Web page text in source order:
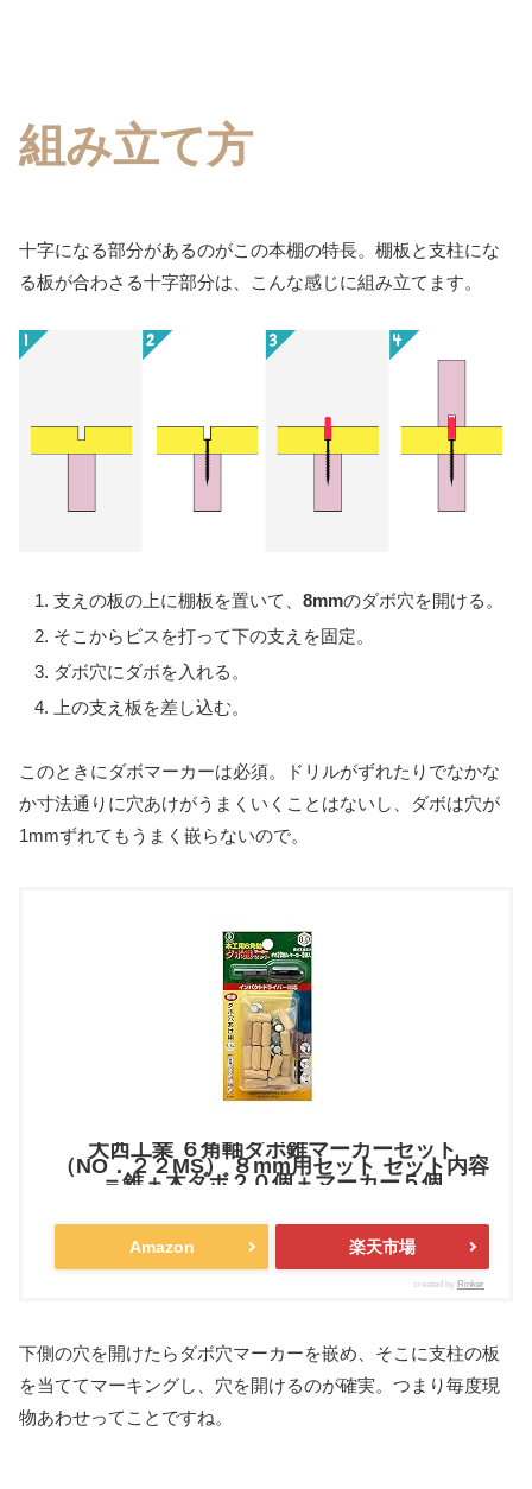
組み立て方
十字になる部分があるのがこの本棚の特長。棚板と支柱にな
る板が合わさる十字部分は、こんな感じに組み立てます。
支えの板の上に棚板を置いて、 8mmのダボ穴を開ける。
そこからビスを打って下の支えを固定。
ダボ穴にダボを入れる。
上の支え板を差し込む。
このときにダボマーカーは必須。ドリルがずれたりでなかな
か寸法通りに穴あけがうまくいくことはないし、ダボは穴が
1mmずれてもうまく嵌らないので。
大西工業 ６角軸ダボ錐マーカーセット
（NO．２２MS） ８mm用セット セット内容
＝錐＋木ダボ２０個＋マーカー５個
created by Rinker
Amazon 楽天市場
下側の穴を開けたらダボ穴マーカーを嵌め、そこに支柱の板
を当ててマーキングし、穴を開けるのが確実。つまり毎度現
物あわせってことですね。